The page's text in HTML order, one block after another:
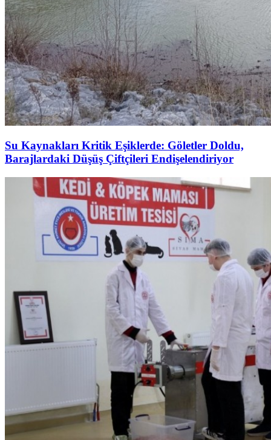
Su Kaynakları Kritik Eşiklerde: Göletler Doldu,
Barajlardaki Düşüş Çiftçileri Endişelendiriyor